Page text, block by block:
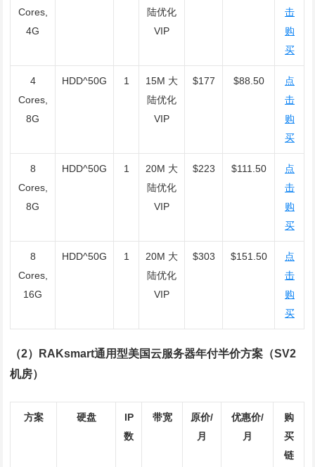
Cores,
4G
陆优化
VIP
击
购
买
4
Cores,
8G
HDD^50G 1
15M 大
陆优化
VIP
$177 $88.50
点
击
购
买
8
Cores,
8G
HDD^50G 1
20M 大
陆优化
VIP
$223 $111.50
点
击
购
买
8
Cores,
16G
HDD^50G 1
20M 大
陆优化
VIP
$303 $151.50
点
击
购
买
（2）RAKsmart通用型美国云服务器年付半价方案（SV2
机房）
方案 硬盘
IP
数
带宽
原价/
月
优惠价/
月
购
买
链